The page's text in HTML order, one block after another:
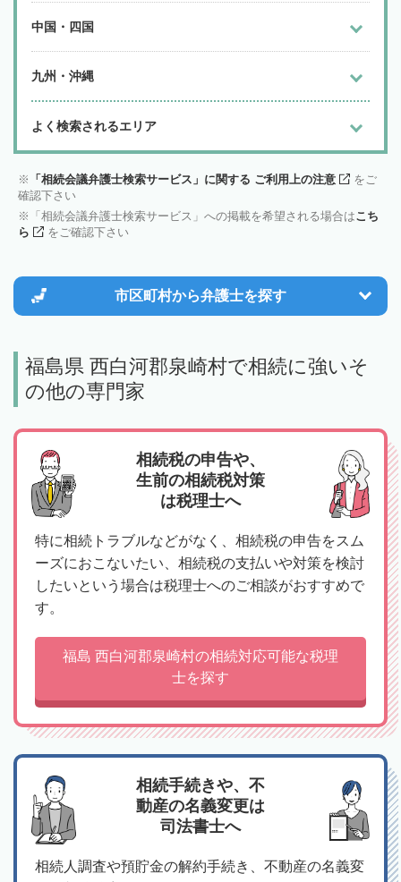
中国・四国
九州・沖縄
よく検索されるエリア
「相続会議弁護士検索サービス」に関する ご利用上の注意
をご
確認下さい
「相続会議弁護士検索サービス」への掲載を希望される場合はこち
ら
をご確認下さい
市区町村から弁護士を探す
福島県 西白河郡泉崎村で相続に強いそ
の他の専門家
相続税の申告や、
生前の相続税対策
は税理士へ
特に相続トラブルなどがなく、相続税の申告をスム
ーズにおこないたい、相続税の支払いや対策を検討
したいという場合は税理士へのご相談がおすすめで
す。
福島 西白河郡泉崎村の相続対応可能な税理
士を探す
相続手続きや、不
動産の名義変更は
司法書士へ
相続人調査や預貯金の解約手続き、不動産の名義変